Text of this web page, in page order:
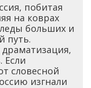
побитая
на коврах
больших и
путь.
Если
словесной
изгнали